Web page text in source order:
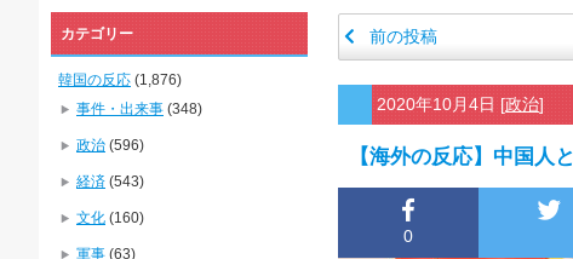
前の投稿
2020年10月4日 [政治]
【海外の反応】中国人
0
カテゴリー
韓国の反応 (1,876)
事件・出来事 (348)
政治 (596)
経済 (543)
文化 (160)
軍事 (63)